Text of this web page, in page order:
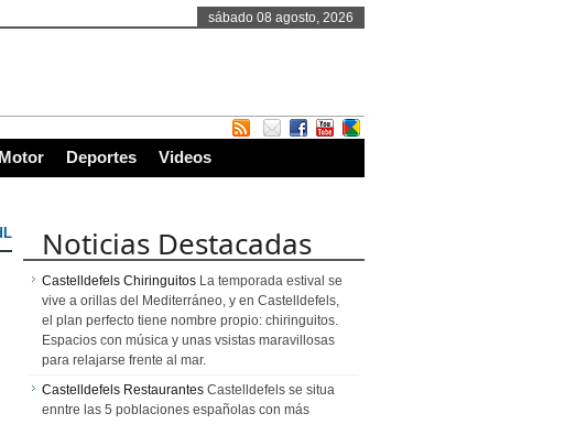
sábado 08 agosto, 2026
Motor Deportes Videos
Noticias Destacadas
Castelldefels Chiringuitos La temporada estival se
vive a orillas del Mediterráneo, y en Castelldefels,
el plan perfecto tiene nombre propio: chiringuitos.
Espacios con música y unas vsistas maravillosas
para relajarse frente al mar.
Castelldefels Restaurantes Castelldefels se situa
enntre las 5 poblaciones españolas con más